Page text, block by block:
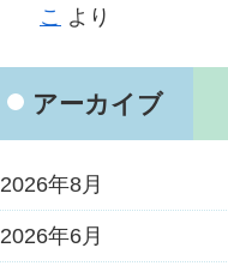
こ より
アーカイブ
2026年8月
2026年6月